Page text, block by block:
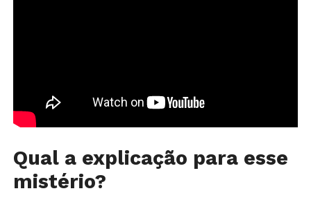
Qual a explicação para esse
mistério?